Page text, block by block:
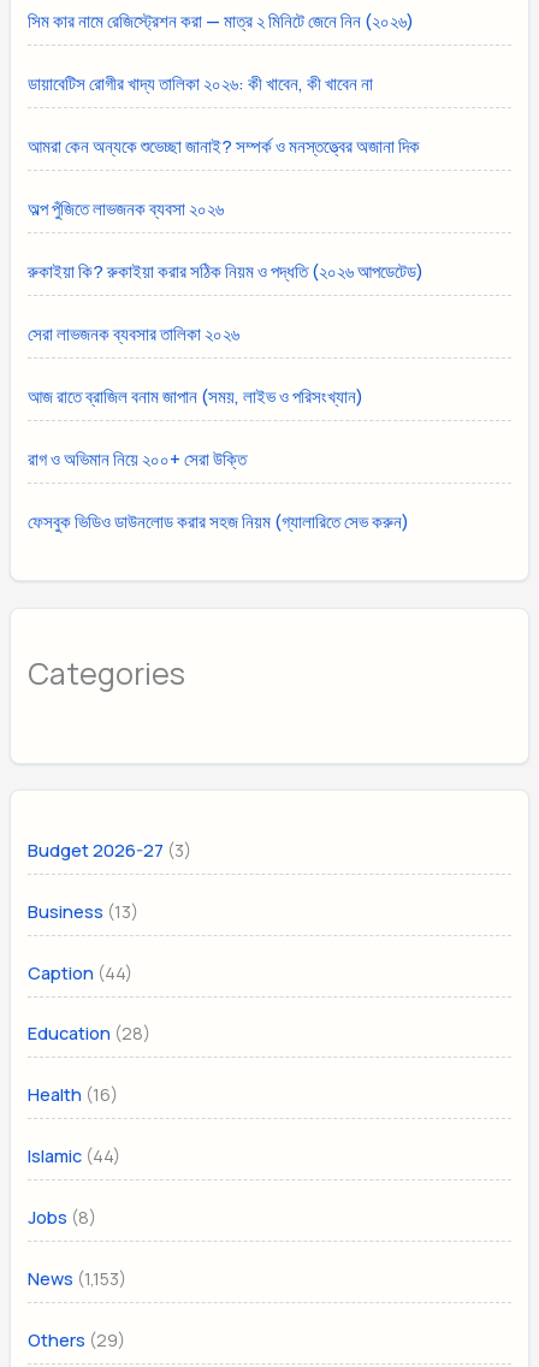
সিম কার নামে রেজিস্ট্রেশন করা — মাত্র ২ মিনিটে জেনে নিন (২০২৬)
ডায়াবেটিস রোগীর খাদ্য তালিকা ২০২৬: কী খাবেন, কী খাবেন না
আমরা কেন অন্যকে শুভেচ্ছা জানাই? সম্পর্ক ও মনস্তত্ত্বের অজানা দিক
অল্প পুঁজিতে লাভজনক ব্যবসা ২০২৬
রুকাইয়া কি? রুকাইয়া করার সঠিক নিয়ম ও পদ্ধতি (২০২৬ আপডেটেড)
সেরা লাভজনক ব্যবসার তালিকা ২০২৬
আজ রাতে ব্রাজিল বনাম জাপান (সময়, লাইভ ও পরিসংখ্যান)
রাগ ও অভিমান নিয়ে ২০০+ সেরা উক্তি
ফেসবুক ভিডিও ডাউনলোড করার সহজ নিয়ম (গ্যালারিতে সেভ করুন)
Categories
Budget 2026-27 (3)
Business (13)
Caption (44)
Education (28)
Health (16)
Islamic (44)
Jobs (8)
News (1,153)
Others (29)